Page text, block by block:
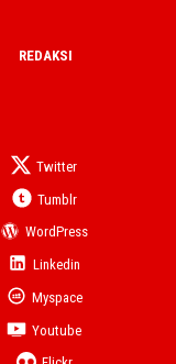
REDAKSI
Twitter
Tumblr
WordPress
Linkedin
Myspace
Youtube